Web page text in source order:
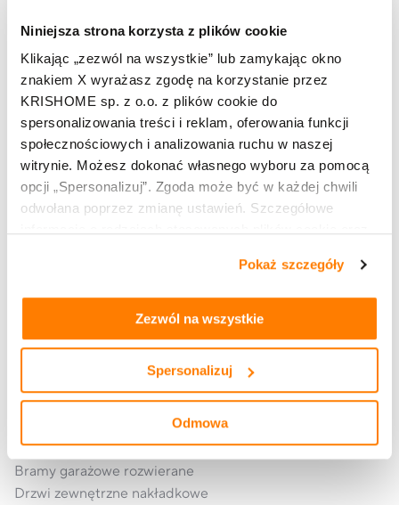
Niniejsza strona korzysta z plików cookie
Klikając „zezwól na wszystkie” lub zamykając okno
znakiem X wyrażasz zgodę na korzystanie przez
KRISHOME sp. z o.o. z plików cookie do
spersonalizowania treści i reklam, oferowania funkcji
społecznościowych i analizowania ruchu w naszej
witrynie. Możesz dokonać własnego wyboru za pomocą
opcji „Spersonalizuj”. Zgoda może być w każdej chwili
odwołana poprzez zmianę ustawień. Szczegółowe
tym, jak korzystasz z naszej witryny, znajdziesz w
prywatności i cookies.
Pokaż szczegóły
Zezwól na wszystkie
Spersonalizuj
Odmowa
Nowogard
606 918 493
TU KUPISZ:
TU KUPISZ:
2
OpenStreetMapcontributors
Kup produkty marki KRISHOME
Okna hybrydowe PVC aluminiowe
Okna aluminiowe
Bramy garażowe segmentowe
Bramy garażowe rolowane
Bramy garażowe rozwierane
Drzwi zewnętrzne nakładkowe